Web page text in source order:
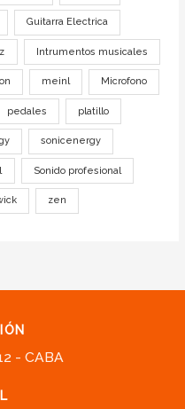
Guitarra Electrica
Intrumentos musicales
meinl Microfono
pedales platillo
sonicenergy
Sonido profesional
zen
- CABA